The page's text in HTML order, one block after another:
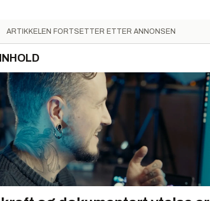
ARTIKKELEN FORTSETTER ETTER ANNONSEN